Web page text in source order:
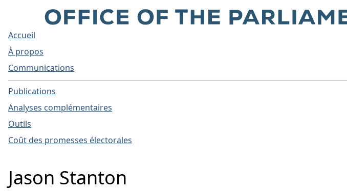
Accueil
À propos
Communications
Publications
Analyses complémentaires
Outils
Coût des promesses électorales
Jason Stanton